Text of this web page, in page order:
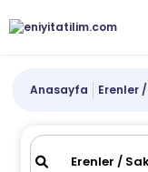
Anasayfa Erenler